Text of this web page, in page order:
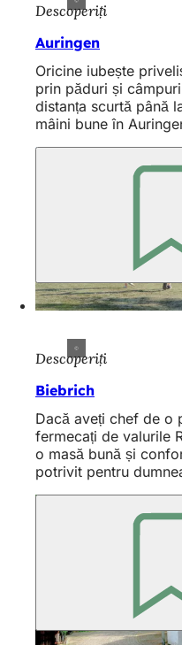
Descoperiți
Auringen
Oricine iubește
prin păduri și
distanța scurtă până
mâini bune în
Descoperiți
Biebrich
Dacă aveți chef de o
fermecați de valurile
o masă bună și
potrivit pentru